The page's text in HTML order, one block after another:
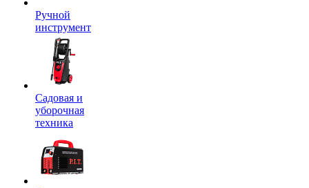
Ручной
инструмент
Садовая и
уборочная
техника